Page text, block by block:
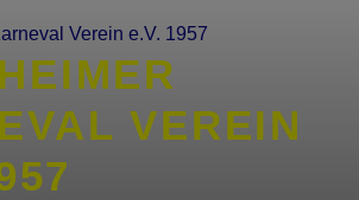
VEREIN